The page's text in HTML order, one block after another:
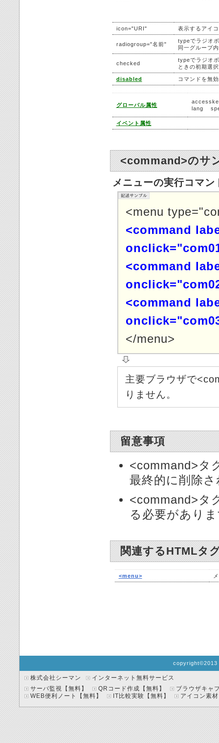
icon="URI" 表示するアイ
radiogroup="名前"
typeでラジオ
同一グループ
checked
typeでラジオ
ときの初期選
disabled コマンドを無
グローバル属性
lang
イベント属性
<command>のサ
メニューの実行コマン
<menu
<command
<command
<command
</menu>
主要ブラウザで
りません。
留意事項
<command>タ
最終的に削除
<command>タ
る必要があり
関連するHTMLタ
<menu>
株式会社シーマン
インターネット無料サービス
サーバ監視【無料】
QRコード作成【無料】
ブラウザキャ
WEB便利ノート【無料】
IT比較実験【無料】 アイコン素